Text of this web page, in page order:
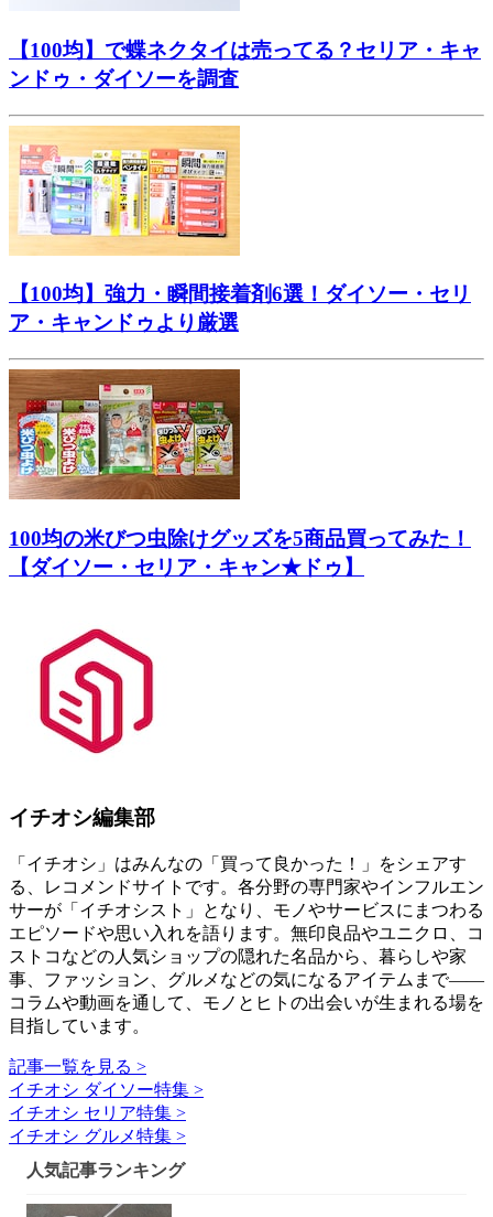
【100均】で蝶ネクタイは売ってる？セリア・キャ
ンドゥ・ダイソーを調査
【100均】強力・瞬間接着剤6選！ダイソー・セリ
ア・キャンドゥより厳選
100均の米びつ虫除けグッズを5商品買ってみた！
【ダイソー・セリア・キャン★ドゥ】
イチオシ編集部
「イチオシ」はみんなの「買って良かった！」をシェアす
る、レコメンドサイトです。各分野の専門家やインフルエン
サーが「イチオシスト」となり、モノやサービスにまつわる
エピソードや思い入れを語ります。無印良品やユニクロ、コ
ストコなどの人気ショップの隠れた名品から、暮らしや家
事、ファッション、グルメなどの気になるアイテムまで――
コラムや動画を通して、モノとヒトの出会いが生まれる場を
目指しています。
記事一覧を見る >
イチオシ ダイソー特集 >
イチオシ セリア特集 >
イチオシ グルメ特集 >
人気記事ランキング